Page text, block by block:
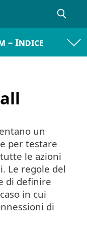
– Indice
un
per testare
le azioni
Le regole del
di definire
in cui
di